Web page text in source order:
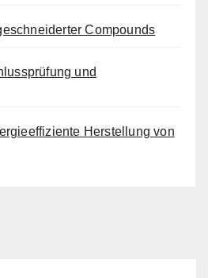
Compounds
und
Herstellung von